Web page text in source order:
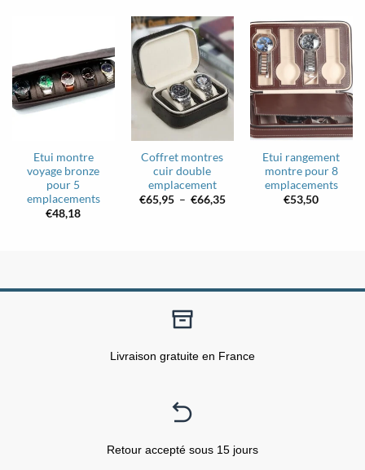
Etui montre
voyage bronze
pour 5
emplacements
€48,18
Coffret montres
cuir double
emplacement
€65,95 – €66,35Plage
Etui rangement
montre pour 8
emplacements
€53,50
Livraison gratuite en France
Retour accepté sous 15 jours